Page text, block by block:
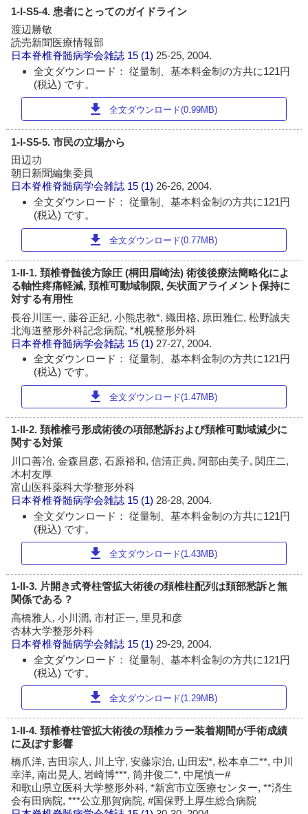
1-I-S5-4. 患者にとってのガイドライン
渡辺勝敏
読売新聞医療情報部
日本脊椎脊髄病学会雑誌 15 (1) 25-25, 2004.
全文ダウンロード： 従量制、基本料金制の方共に121円
(税込) です。
download 全文ダウンロード(0.99MB)
1-I-S5-5. 市民の立場から
田辺功
朝日新聞編集委員
日本脊椎脊髄病学会雑誌 15 (1)26-26, 2004.
全文ダウンロード： 従量制、基本料金制の方共に121円
(税込) です。
download 全文ダウンロード(0.77MB)
1-II-1. 頚椎脊髄後方除圧 (桐田眉崎法) 術後後療法簡略化によ
る軸性疼痛軽減, 頚椎可動域制限, 矢状面アライメント保持に
対する有用性
長谷川匡一, 藤谷正紀, 小熊忠教*, 織田格, 原田雅仁, 松野誠夫
北海道整形外科記念病院, *札幌整形外科
日本脊椎脊髄病学会雑誌 15 (1) 27-27, 2004.
全文ダウンロード： 従量制、基本料金制の方共に121円
(税込) です。
download 全文ダウンロード(1.47MB)
1-II-2. 頚椎椎弓形成術後の項部愁訴および頚椎可動域減少に
関する対策
川口善冶, 金森昌彦, 石原裕和, 信清正典, 阿部由美子, 関庄二,
木村友厚
富山医科薬科大学整形外科
日本脊椎脊髄病学会雑誌 15 (1) 28-28, 2004.
全文ダウンロード： 従量制、基本料金制の方共に121円
(税込) です。
download 全文ダウンロード(1.43MB)
1-II-3. 片開き式脊柱管拡大術後の頚椎柱配列は頚部愁訴と無
関係である ?
高橋雅人, 小川潤, 市村正一, 里見和彦
杏林大学整形外科
日本脊椎脊髄病学会雑誌 15 (1) 29-29, 2004.
全文ダウンロード： 従量制、基本料金制の方共に121円
(税込) です。
download 全文ダウンロード(1.29MB)
1-II-4. 頚椎脊柱管拡大術後の頚椎カラー装着期間が手術成績
に及ぼす影響
橋爪洋, 吉田宗人, 川上守, 安藤宗治, 山田宏*, 松本卓二**, 中川
幸洋, 南出晃人, 岩崎博***, 筒井俊二*, 中尾慎一#
和歌山県立医科大学整形外科, *新宮市立医療センター, **済生
会有田病院, ***公立那賀病院, #国保野上厚生総合病院